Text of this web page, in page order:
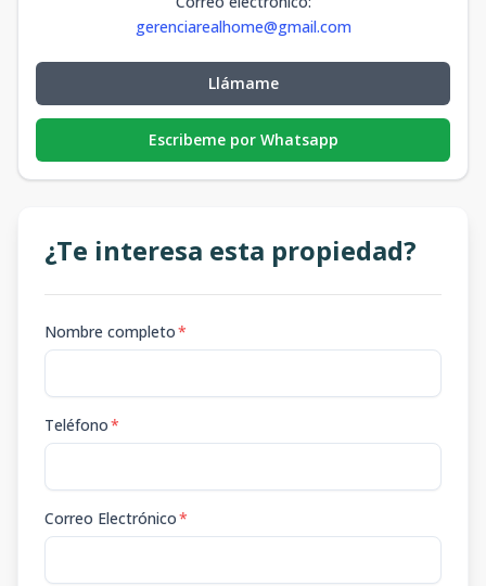
gerenciarealhome@gmail.com
Llámame
Escribeme por Whatsapp
¿Te interesa esta propiedad?
Nombre completo*
Teléfono*
Correo Electrónico*